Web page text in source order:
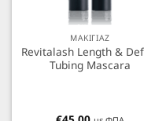
ΜΑΚΙΓΙΑΖ
Revitalash Length &
Tubing Mascara